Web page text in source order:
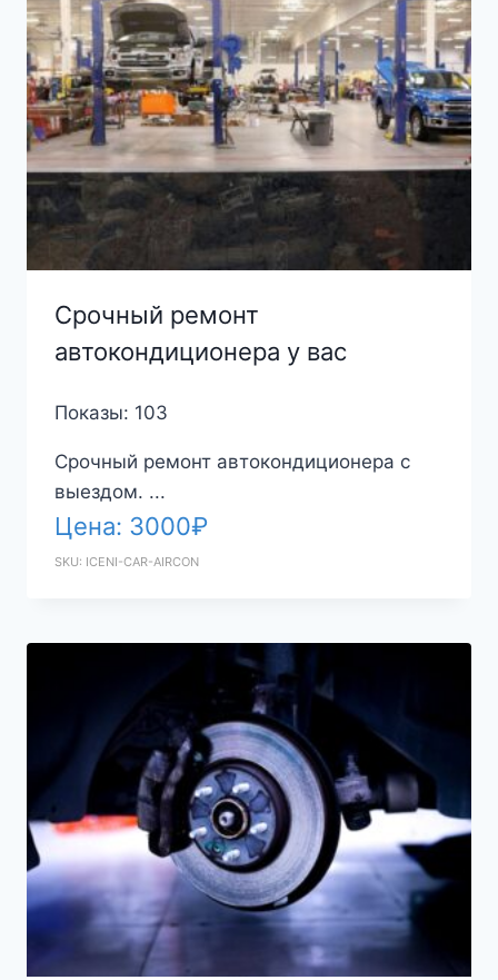
Срочный ремонт
автокондиционера у вас
Показы: 103
Срочный ремонт автокондиционера с
выездом. ...
Цена: 3000₽
SKU: ICENI-CAR-AIRCON